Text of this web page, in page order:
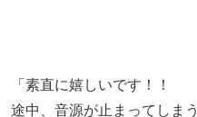
「素直に嬉しいです！！
途中、音源が止まってしま